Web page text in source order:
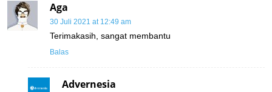
Aga
30 Juli 2021 at 12:49 am
Terimakasih, sangat membantu
Balas
Advernesia